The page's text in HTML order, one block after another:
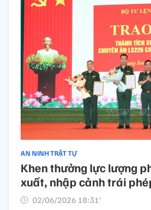
AN NINH TRẬT TỰ
Khen thưởng lực lượng
xuất, nhập cảnh trái
02/06/2026 18:31’